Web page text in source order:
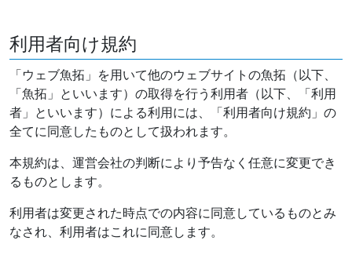
利用者向け規約
「ウェブ魚拓」を用いて他のウェブサイトの魚拓（以下、
「魚拓」といいます）の取得を行う利用者（以下、「利用
者」といいます）による利用には、「利用者向け規約」の
全てに同意したものとして扱われます。
本規約は、運営会社の判断により予告なく任意に変更でき
るものとします。
利用者は変更された時点での内容に同意しているものとみ
なされ、利用者はこれに同意します。